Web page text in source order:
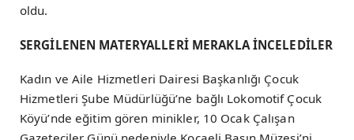
oldu.
SERGİLENEN MATERYALLERİ MERAKLA İNCELEDİLER
Kadın ve Aile Hizmetleri Dairesi Başkanlığı Çocuk
Hizmetleri Şube Müdürlüğü’ne bağlı Lokomotif Çocuk
Köyü’nde eğitim gören minikler, 10 Ocak Çalışan